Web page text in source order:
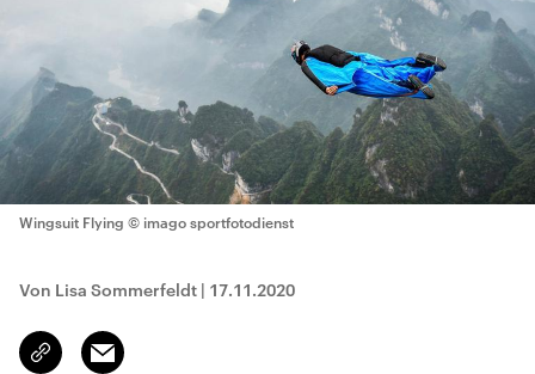
Wingsuit Flying © imago sportfotodienst
Von Lisa Sommerfeldt | 17.11.2020
Link
kopieren/teilen
Email